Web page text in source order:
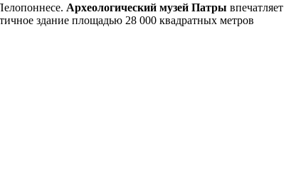
Археологический музей Патры впечатляет
здание площадью 28 000 квадратных метров